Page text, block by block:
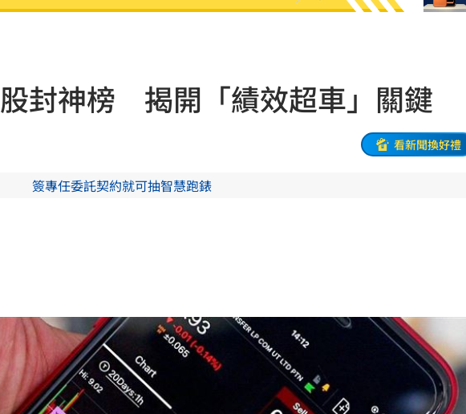
狠撞機車
他」所為 10:49
首現身
崇良怒開嗆 10:39
歲女友曝光 10:37
點名提告 10:37
封神榜 揭開「績效超車」關鍵
看新聞換好禮
簽專任委託契約就可抽智慧跑錶